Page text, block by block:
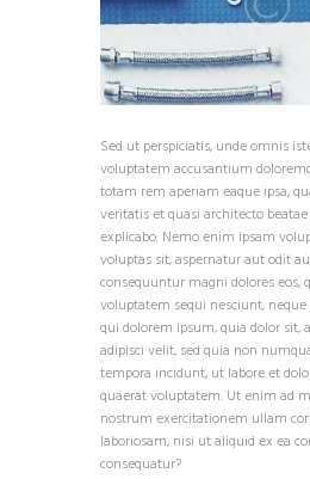
Sed ut perspiciatis, unde omnis
voluptatem accusantium
totam rem aperiam eaque ipsa,
veritatis et quasi architecto
explicabo. Nemo enim ipsam
voluptas sit, aspernatur aut odit
consequuntur magni dolores eos,
voluptatem sequi nesciunt,
qui dolorem ipsum, quia dolor sit,
adipisci velit, sed quia non
tempora incidunt, ut labore et
quaerat voluptatem. Ut enim ad
nostrum exercitationem ullam
laboriosam, nisi ut aliquid ex ea
consequatur?